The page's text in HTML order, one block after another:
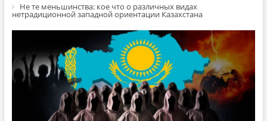
Не те меньшинства: кое что о различных видах
нетрадиционной западной ориентации Казахстана